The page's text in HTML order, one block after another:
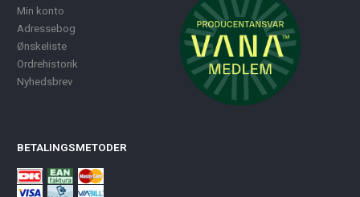
Min konto
Adressebog
Ønskeliste
Ordrehistorik
Nyhedsbrev
BETALINGSMETODER